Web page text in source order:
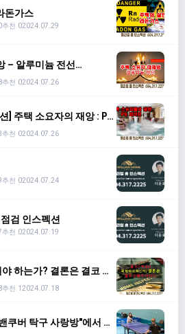
돈가스
추천 02024.07.29
– 알루미늄 전선
추천 02024.07.26
] 주택 소요자의 재앙 : PB
추천 02024.07.26
추천 02024.07.24
검 인스펙션
추천 02024.07.19
하는가? 결론은 결코 손
추천 1 2024.07.18
쿠버 탁구 사랑방"에서 함